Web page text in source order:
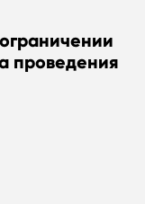
проведения